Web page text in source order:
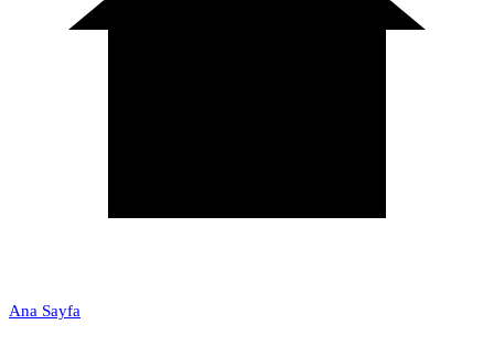
Ana Sayfa